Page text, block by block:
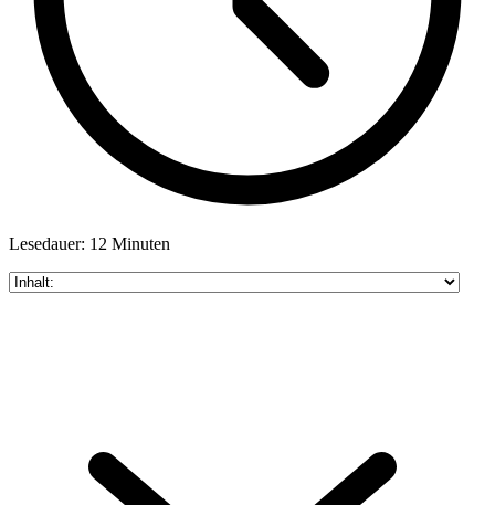
Lesedauer: 12 Minuten